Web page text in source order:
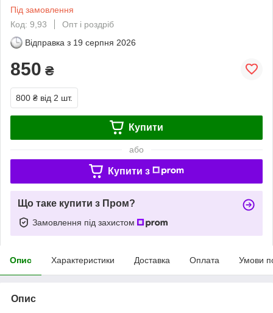
Під замовлення
Код: 9,93
Опт і роздріб
Відправка з 19 серпня 2026
850 ₴
800 ₴ від 2 шт.
Купити
або
Купити з
Що таке купити з Пром?
Замовлення під захистом
Опис Характеристики Доставка Оплата Умови
Опис